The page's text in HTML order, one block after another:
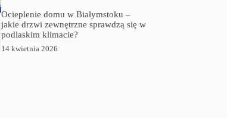
Ocieplenie domu w Białymstoku –
jakie drzwi zewnętrzne sprawdzą się w
podlaskim klimacie?
14 kwietnia 2026